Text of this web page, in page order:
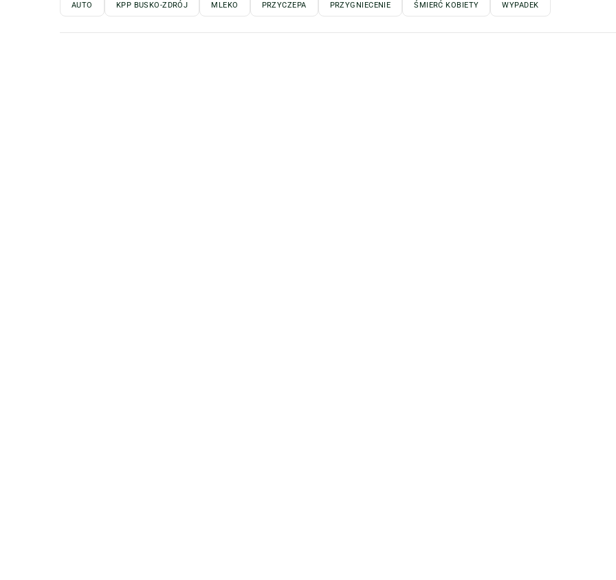
AUTO KPP BUSKO-ZDRÓJ MLEKO PRZYCZEPA PRZYGNIECENIE ŚMIERĆ KOBIETY WYPADEK